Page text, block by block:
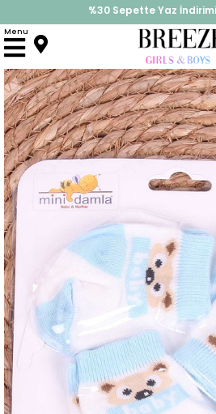
%30 Sepette Yaz
İndirimlere ek %10 İndirimi
Menu
Anasayfa Yenidoğan Çorap